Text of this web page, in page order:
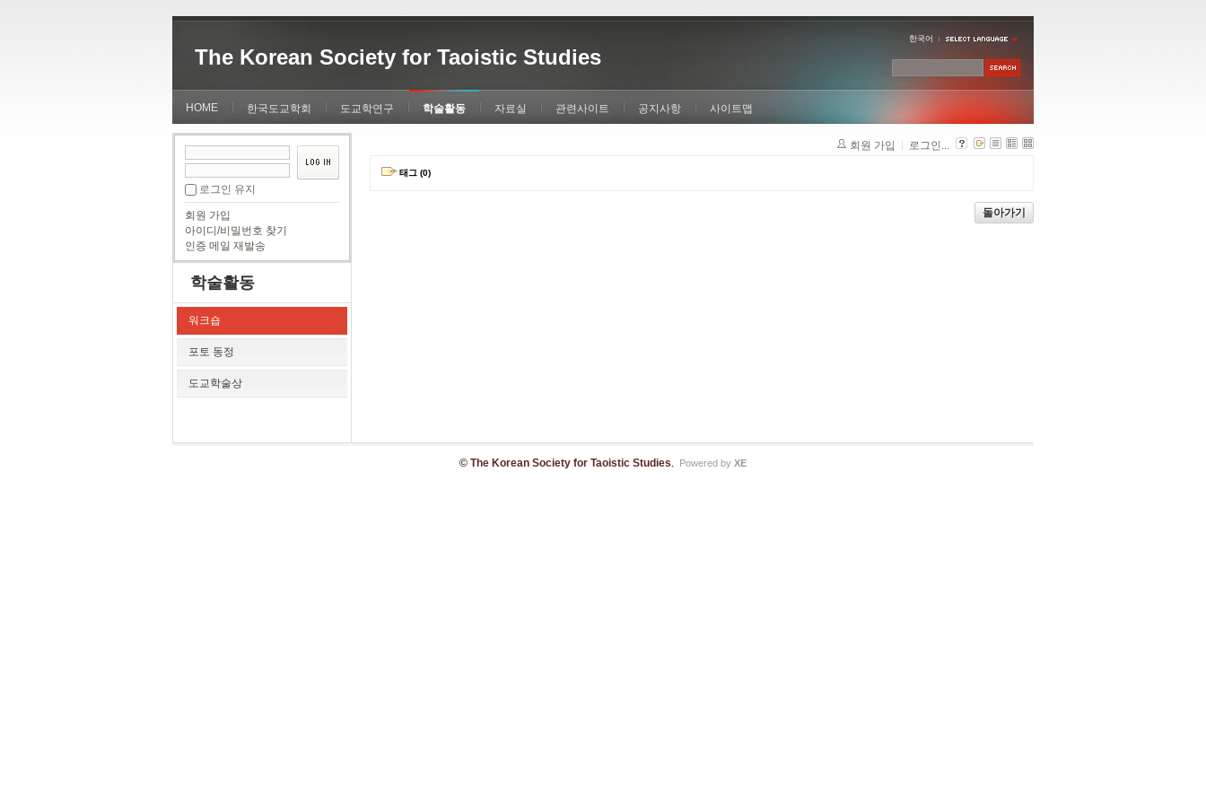
The Korean Society for Taoistic Studies
한국어
HOME 한국도교학회 도교학연구 학술활동 자료실 관련사이트 공지사항 사이트맵
로그인 유지
회원 가입
아이디/비밀번호 찾기
인증 메일 재발송
학술활동
워크숍
포토 동정
도교학술상
회원 가입 로그인...
태그 (0)
돌아가기
© The Korean Society for Taoistic Studies. Powered by XE